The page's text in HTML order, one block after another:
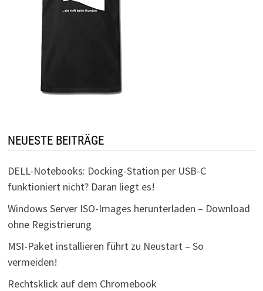
NEUESTE BEITRÄGE
DELL-Notebooks: Docking-Station per USB-C
funktioniert nicht? Daran liegt es!
Windows Server ISO-Images herunterladen – Download
ohne Registrierung
MSI-Paket installieren führt zu Neustart – So
vermeiden!
Rechtsklick auf dem Chromebook